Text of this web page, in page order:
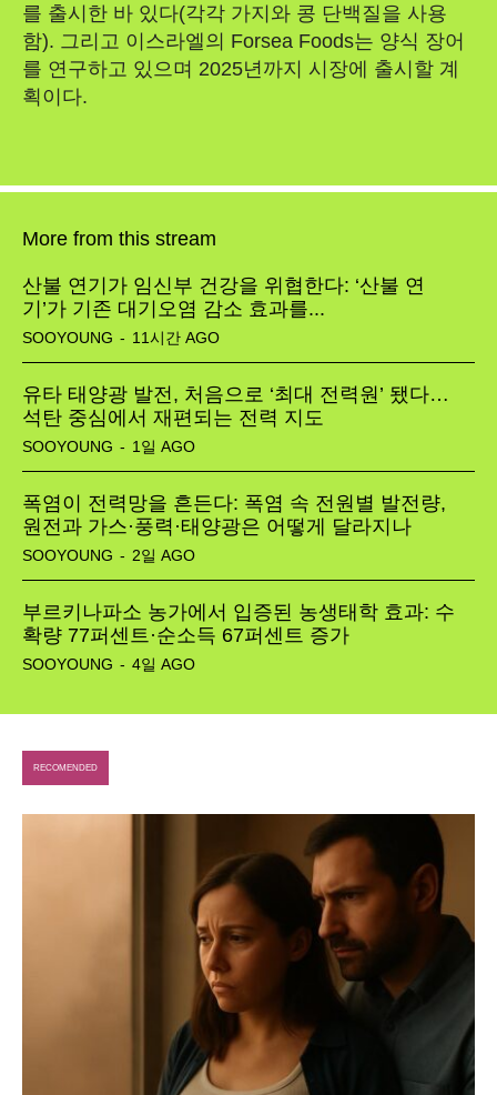
를 출시한 바 있다(각각 가지와 콩 단백질을 사용
함). 그리고 이스라엘의 Forsea Foods는 양식 장어
를 연구하고 있으며 2025년까지 시장에 출시할 계
획이다.
More from this stream
산불 연기가 임신부 건강을 위협한다: ‘산불 연
기’가 기존 대기오염 감소 효과를...
SOOYOUNG - 11시간 AGO
유타 태양광 발전, 처음으로 ‘최대 전력원’ 됐다…
석탄 중심에서 재편되는 전력 지도
SOOYOUNG - 1일 AGO
폭염이 전력망을 흔든다: 폭염 속 전원별 발전량,
원전과 가스·풍력·태양광은 어떻게 달라지나
SOOYOUNG - 2일 AGO
부르키나파소 농가에서 입증된 농생태학 효과: 수
확량 77퍼센트·순소득 67퍼센트 증가
SOOYOUNG - 4일 AGO
RECOMENDED